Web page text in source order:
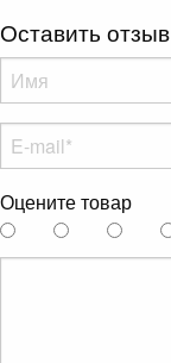
Оставить отзыв
Оцените товар